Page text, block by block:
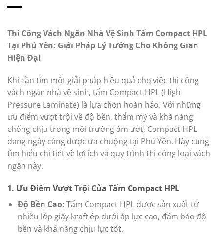
Thi Công Vách Ngăn Nhà Vệ Sinh Tấm Compact HPL
Tại Phú Yên: Giải Pháp Lý Tưởng Cho Không Gian
Hiện Đại
Khi cần tìm một giải pháp hiệu quả cho việc thi công
vách ngăn nhà vệ sinh, tấm Compact HPL (High
Pressure Laminate) là lựa chọn hoàn hảo. Với những
ưu điểm vượt trội về độ bền, thẩm mỹ và khả năng
chống chịu trong môi trường ẩm ướt, Compact HPL
đang ngày càng được ưa chuộng tại Phú Yên. Hãy cùng
tìm hiểu chi tiết về lợi ích và quy trình thi công loại vách
ngăn này.
1. Ưu Điểm Vượt Trội Của Tấm Compact HPL
Độ Bền Cao: Tấm Compact HPL được sản xuất từ
nhiều lớp giấy kraft ép dưới áp lực cao, đảm bảo độ
bền và khả năng chịu lực tốt.